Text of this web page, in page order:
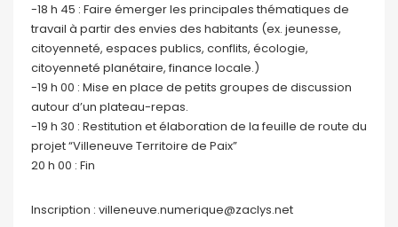
-18 h 45 : Faire émerger les principales thématiques de
travail à partir des envies des habitants (ex. jeunesse,
citoyenneté, espaces publics, conflits, écologie,
citoyenneté planétaire, finance locale.)
-19 h 00 : Mise en place de petits groupes de discussion
autour d’un plateau-repas.
-19 h 30 : Restitution et élaboration de la feuille de route du
projet “Villeneuve Territoire de Paix”
20 h 00 : Fin
Inscription : villeneuve.numerique@zaclys.net